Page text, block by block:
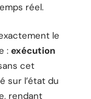
réel.
le
: exécution
cet
sur l’état du
rendant